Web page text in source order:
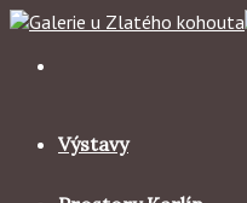
Skip
content
Výstavy